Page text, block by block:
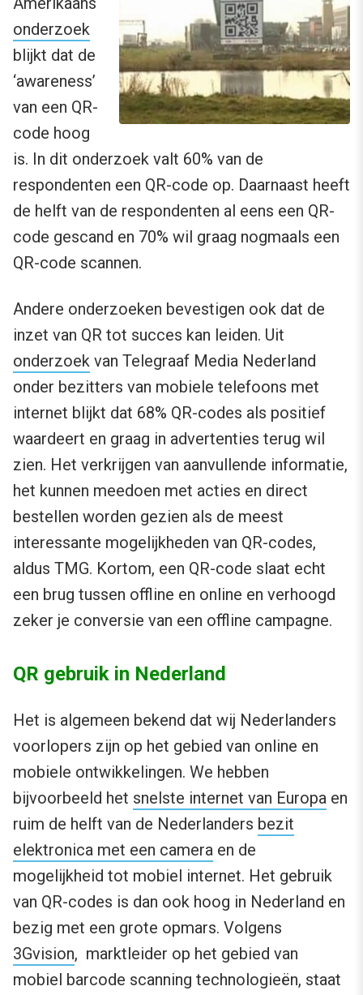
onderzoek
blijkt dat de
‘awareness’
van een QR-
code hoog
is. In dit onderzoek valt 60% van de
respondenten een QR-code op. Daarnaast heeft
de helft van de respondenten al eens een QR-
code gescand en 70% wil graag nogmaals een
QR-code scannen.
Andere onderzoeken bevestigen ook dat de
inzet van QR tot succes kan leiden. Uit
onderzoek van Telegraaf Media Nederland
onder bezitters van mobiele telefoons met
internet blijkt dat 68% QR-codes als positief
waardeert en graag in advertenties terug wil
zien. Het verkrijgen van aanvullende informatie,
het kunnen meedoen met acties en direct
bestellen worden gezien als de meest
interessante mogelijkheden van QR-codes,
aldus TMG. Kortom, een QR-code slaat echt
een brug tussen offline en online en verhoogd
zeker je conversie van een offline campagne.
QR gebruik in Nederland
Het is algemeen bekend dat wij Nederlanders
voorlopers zijn op het gebied van online en
mobiele ontwikkelingen. We hebben
bijvoorbeeld het snelste internet van Europa en
ruim de helft van de Nederlanders bezit
elektronica met een camera en de
mogelijkheid tot mobiel internet. Het gebruik
van QR-codes is dan ook hoog in Nederland en
bezig met een grote opmars. Volgens
3Gvision, marktleider op het gebied van
mobiel barcode scanning technologieën, staat